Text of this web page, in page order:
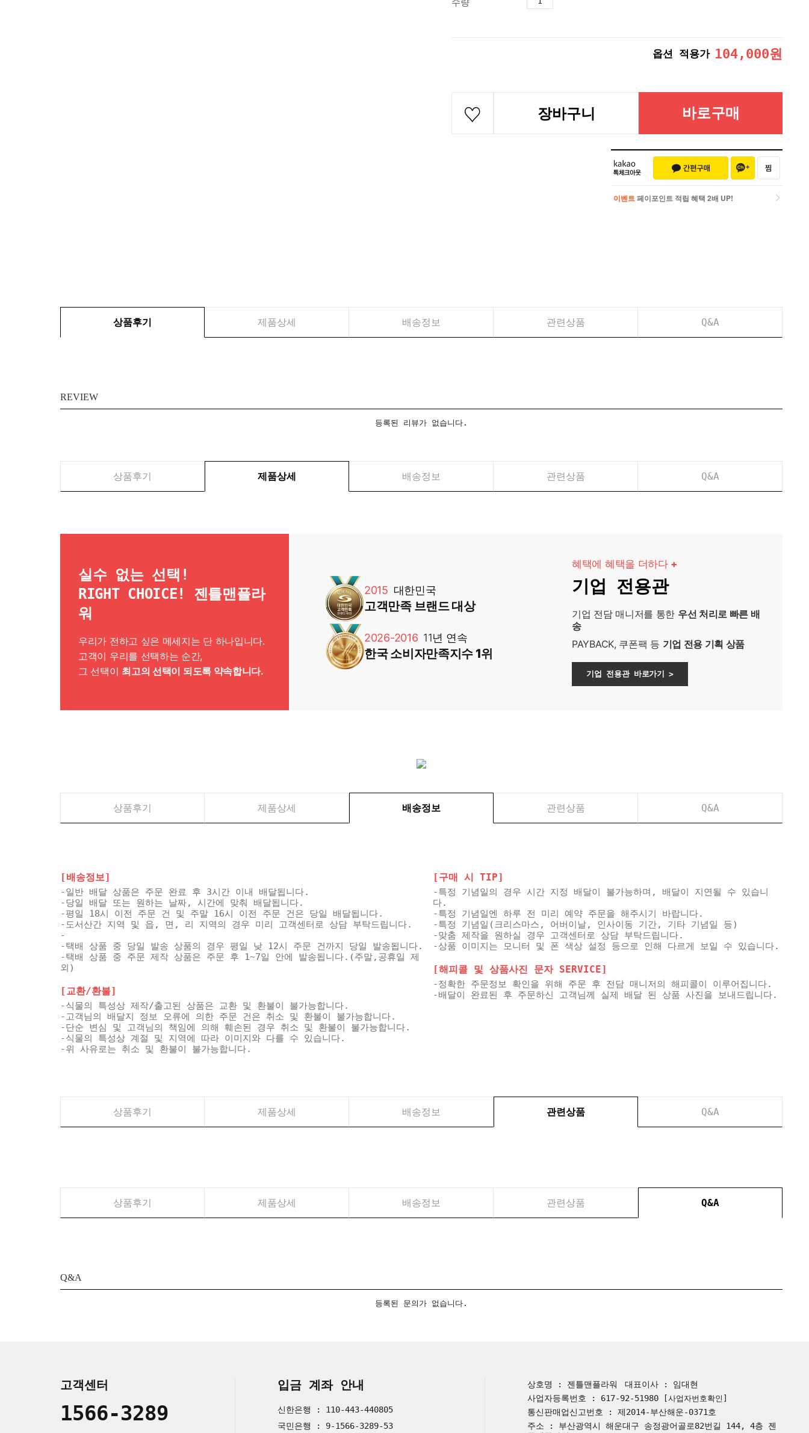
수량
옵션 적용가 104,000원
장바구니 바로구매
이벤트 페이포인트 적립 혜택 2배 UP!
상품후기 제품상세 배송정보 관련상품 Q&A
REVIEW
등록된 리뷰가 없습니다.
상품후기 제품상세 배송정보 관련상품 Q&A
실수 없는 선택!
RIGHT CHOICE! 젠틀맨플라
워
우리가 전하고 싶은 메세지는 단 하나입니다.
고객이 우리를 선택하는 순간,
그 선택이 최고의 선택이 되도록 약속합니다.
2015 대한민국
고객만족 브랜드 대상
2026-2016 11년 연속
한국 소비자만족지수 1위
혜택에 혜택을 더하다 +
기업 전용관
기업 전담 매니저를 통한 우선 처리로 빠른 배
송
PAYBACK, 쿠폰팩 등 기업 전용 기획 상품
기업 전용관 바로가기 >
상품후기 제품상세 배송정보 관련상품 Q&A
[배송정보]
-일반 배달 상품은 주문 완료 후 3시간 이내 배달됩니다.
-당일 배달 또는 원하는 날짜, 시간에 맞춰 배달됩니다.
-평일 18시 이전 주문 건 및 주말 16시 이전 주문 건은 당일 배달됩니다.
-도서산간 지역 및 읍, 면, 리 지역의 경우 미리 고객센터로 상담 부탁드립니다.
-
-택배 상품 중 당일 발송 상품의 경우 평일 낮 12시 주문 건까지 당일 발송됩니다.
-택배 상품 중 주문 제작 상품은 주문 후 1~7일 안에 발송됩니다.(주말,공휴일 제
외)
[교환/환불]
-식물의 특성상 제작/출고된 상품은 교환 및 환불이 불가능합니다.
-고객님의 배달지 정보 오류에 의한 주문 건은 취소 및 환불이 불가능합니다.
-단순 변심 및 고객님의 책임에 의해 훼손된 경우 취소 및 환불이 불가능합니다.
-식물의 특성상 계절 및 지역에 따라 이미지와 다를 수 있습니다.
-위 사유로는 취소 및 환불이 불가능합니다.
[구매 시 TIP]
-특정 기념일의 경우 시간 지정 배달이 불가능하며, 배달이 지연될 수 있습니
다.
-특정 기념일엔 하루 전 미리 예약 주문을 해주시기 바랍니다.
-특정 기념일(크리스마스, 어버이날, 인사이동 기간, 기타 기념일 등)
-맞춤 제작을 원하실 경우 고객센터로 상담 부탁드립니다.
-상품 이미지는 모니터 및 폰 색상 설정 등으로 인해 다르게 보일 수 있습니다.
[해피콜 및 상품사진 문자 SERVICE]
-정확한 주문정보 확인을 위해 주문 후 전담 매니저의 해피콜이 이루어집니다.
-배달이 완료된 후 주문하신 고객님께 실제 배달 된 상품 사진을 보내드립니다.
상품후기 제품상세 배송정보 관련상품 Q&A
상품후기 제품상세 배송정보 관련상품 Q&A
Q&A
등록된 문의가 없습니다.
고객센터
1566-3289
입금 계좌 안내
신한은행 : 110-443-440805
국민은행 : 9-1566-3289-53
상호명 : 젠틀맨플라워
대표이사 : 임대현
사업자등록번호 : 617-92-51980
[사업자번호확인]
통신판매업신고번호 : 제2014-부산해운-0371호
주소 : 부산광역시 해운대구 송정광어골로82번길 144, 4층 젠